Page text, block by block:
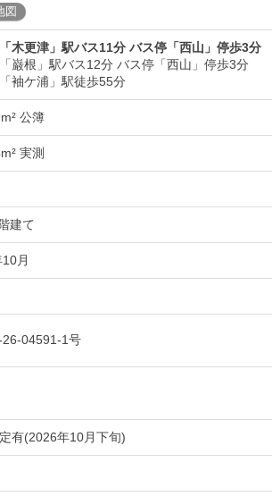
図
木更津」駅バス11分 バス停「西山」停歩3分
巌根」駅バス12分 バス停「西山」停歩3分
袖ケ浦」駅徒歩55分
公簿
実測
建て
月
26-04591-1号
有(2026年10月下旬)